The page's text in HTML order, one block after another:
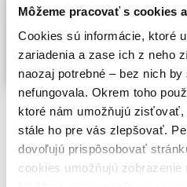
Môžeme pracovať s cookies
Cookies sú informácie, ktoré
zariadenia a zase ich z neho
naozaj potrebné – bez nich
nefungovala. Okrem toho
ktoré nám umožňujú zisťovať,
stále ho pre vás zlepšovať.
dovoľujú prispôsobovať
cookies umožňujú zobrazenie
pre teba
Ovládol
Nič nie je
premyslený
🌴 Máme na sklade,
6,10€